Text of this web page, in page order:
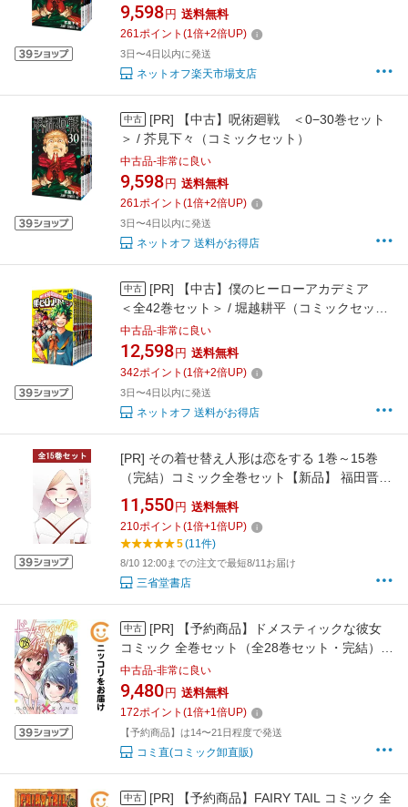
9,598 円 送料無料
261ポイント (1倍+2倍UP)
3日〜4日以内に発送
ネットオフ楽天市場支店
中古 [PR]
【中古】呪術廻戦 ＜0−30巻セット
＞ / 芥見下々（コミックセット）
中古品-非常に良い
9,598 円 送料無料
261ポイント (1倍+2倍UP)
3日〜4日以内に発送
ネットオフ 送料がお得店
中古 [PR]
【中古】僕のヒーローアカデミア
＜全42巻セット＞ / 堀越耕平（コミックセッ
ト）
中古品-非常に良い
12,598 円 送料無料
342ポイント (1倍+2倍UP)
3日〜4日以内に発送
ネットオフ 送料がお得店
[PR] その着せ替え人形は恋をする 1巻～15巻
（完結）コミック全巻セット【新品】 福田晋一
ヤングガンガン スクウェアエニックス 漫画 マ
ンガ 新品 コミック コミックス 紙 全巻 セット
アニメ化 青年漫画 着せ恋 五条新菜 喜多川海夢
コスプレ レイヤー コスプレイヤー 恋愛 衣装
11,550 円 送料無料
210ポイント (1倍+1倍UP)
5(11件)
8/10 12:00までの注文で最短8/11お届け
三省堂書店
中古 [PR]
【予約商品】ドメスティックな彼女
コミック 全巻セット（全28巻セット・完結）流
石景 「透明カバー付」
中古品-非常に良い
9,480 円 送料無料
172ポイント (1倍+1倍UP)
【予約商品】は14〜21日程度で発送
コミ直(コミック卸直販)
中古 [PR]
【予約商品】FAIRY TAIL コミック 全